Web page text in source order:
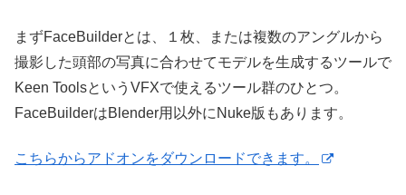
まずFaceBuilderとは、１枚、または複数のアングルから
撮影した頭部の写真に合わせてモデルを生成するツールで
Keen ToolsというVFXで使えるツール群のひとつ。
FaceBuilderはBlender用以外にNuke版もあります。
こちらからアドオンをダウンロードできます。